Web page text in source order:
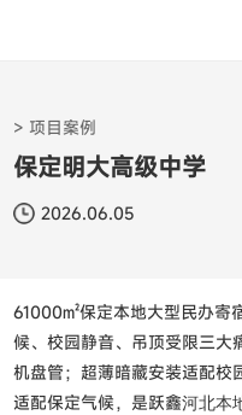
> 项目案例
保定明大高级中学
2026.06.05
61000㎡保定本地大型民办寄
候、校园静音、吊顶受限三大
机盘管；超薄暗藏安装适配校
适配保定气候，是跃鑫河北本